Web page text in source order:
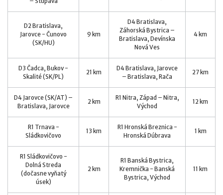
D2 Bratislava,
Jarovce - Čunovo
(SK/HU)
9 km
D4 Bratislava,
Záhorská Bystrica –
Bratislava, Devínska
Nová Ves
4 km
D3 Čadca, Bukov -
Skalité (SK/PL)
21 km
D4 Bratislava, Jarovce
– Bratislava, Rača
27 km
D4 Jarovce (SK/AT) –
Bratislava, Jarovce
2 km
R1 Nitra, Západ – Nitra,
Východ
12 km
R1 Trnava -
Sládkovičovo
13 km
R1 Hronská Breznica -
Hronská Dúbrava
1 km
R1 Sládkovičovo -
Dolná Streda
(dočasne vyňatý
úsek)
2 km
R1 Banská Bystrica,
Kremnička - Banská
Bystrica, Východ
11 km